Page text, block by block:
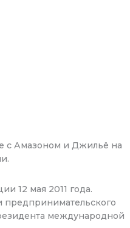
с Амазоном и Джильё на
12 мая 2011 года.
предпринимательского
международной